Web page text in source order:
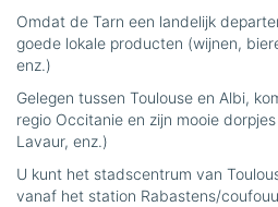
Omdat de Tarn een landelijk
goede lokale producten (wijnen,
enz.)
Gelegen tussen Toulouse en Albi,
regio Occitanie en zijn mooie
Lavaur, enz.)
U kunt het stadscentrum van
vanaf het station Rabastens/